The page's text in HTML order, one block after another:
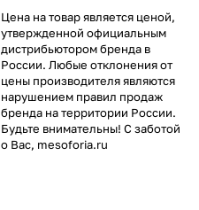
Цена на товар является ценой,
утвержденной официальным
дистрибьютором бренда в
России. Любые отклонения от
цены производителя являются
нарушением правил продаж
бренда на территории России.
Будьте внимательны! С заботой
о Вас, mesoforia.ru